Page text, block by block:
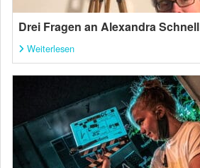
Drei Fragen an Alexandra Schnell
Weiterlesen